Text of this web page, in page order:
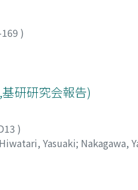
)
研研究会報告)
)
Hiwatari, Yasuaki; Nakagawa,